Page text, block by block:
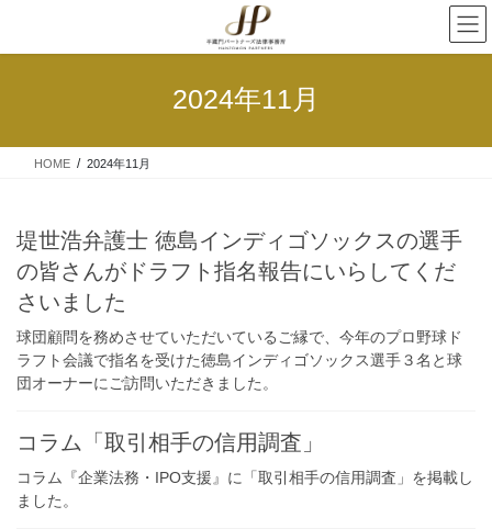
2024年11月
HOME 2024年11月
堤世浩弁護士 徳島インディゴソックスの選手
の皆さんがドラフト指名報告にいらしてくだ
さいました
球団顧問を務めさせていただいているご縁で、今年のプロ野球ド
ラフト会議で指名を受けた徳島インディゴソックス選手３名と球
団オーナーにご訪問いただきました。
コラム「取引相手の信用調査」
コラム『企業法務・IPO支援』に「取引相手の信用調査」を掲載し
ました。